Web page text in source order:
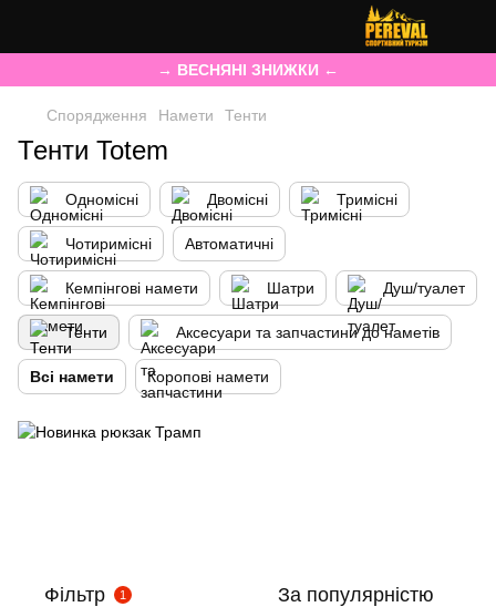
→ ВЕСНЯНІ ЗНИЖКИ ←
Спорядження Намети Тенти
Тенти Totem
Одномісні Двомісні Тримісні
Чотиримісні Автоматичні
Кемпінгові намети Шатри Душ/туалет
Тенти Аксесуари та запчастини до наметів
Всі намети Коропові намети
Фільтр 1 За популярністю